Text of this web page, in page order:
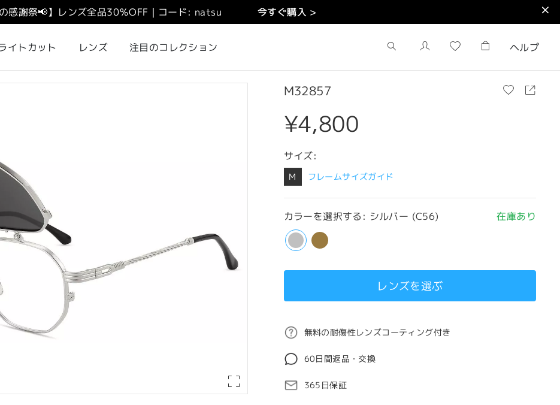
感謝祭📢】 レンズ全品30％OFF｜コード: natsu 今すぐ購入 >
イトカット レンズ 注目のコレクション ヘルプ
M32857
¥4,800
サイズ:
M フレームサイズガイド
カラーを選択する: シルバー (C56) 在庫あり
レンズを選ぶ
無料の耐傷性レンズコーティング付き
60日間返品・交換
365日保証